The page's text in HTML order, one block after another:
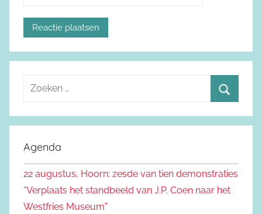
e
e
n
o
e
n
Agenda
22 augustus, Hoorn: zesde van tien demonstraties
“Verplaats het standbeeld van J.P. Coen naar het
Westfries Museum”